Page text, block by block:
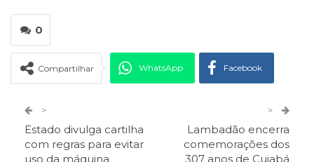
0
Compartilhar WhatsApp Facebook
>
Estado divulga cartilha
com regras para evitar
uso da máquina
>
Lambadão encerra
comemorações dos
307 anos de Cuiabá